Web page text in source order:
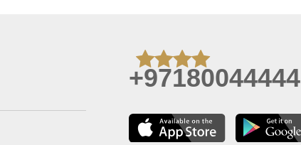
+97180044444